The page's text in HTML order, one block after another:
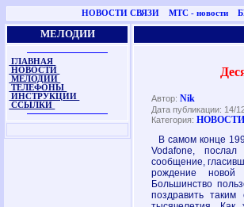
НОВОСТИ СВЯЗИ МТС - новости
МЕЛОДИИ
ГЛАВНАЯ
НОВОСТИ
МЕЛОДИИ
ТЕЛЕФОНЫ
ИНСТРУКЦИИ
ССЫЛКИ
Автор:Nik
Дата публикации: 14/
Категория:
В самом конце
Vodafone,
сообщение,
рождение новой
Большинство
поздравить таким